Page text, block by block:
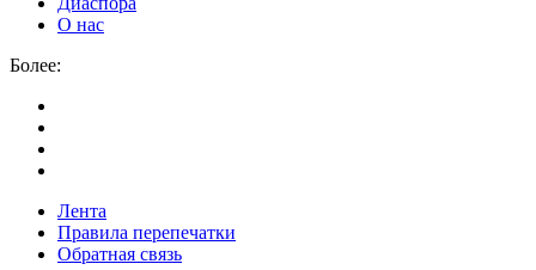
О нас
Более:
Лента
Правила перепечатки
Обратная связь